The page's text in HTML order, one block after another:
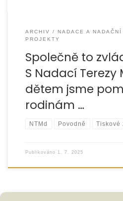
ARCHIV NADACE A NADAČNÍ
PROJEKTY
Společně to
S Nadací Terezy
dětem jsme
rodinám …
NTMd Povodně Tiskové
Publikováno 1. 7. 2025